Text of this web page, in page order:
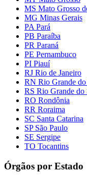
MS Mato Grosso
MG Minas Gerais
PA Pará
PB Paraíba
PR Paraná
PE Pernambuco
PI Piauí
RJ Rio de Janeiro
RN Rio Grande
RS Rio Grande do
RO Rondônia
RR Roraima
SC Santa Catarina
SP São Paulo
SE Sergipe
TO Tocantins
Órgãos por Estado